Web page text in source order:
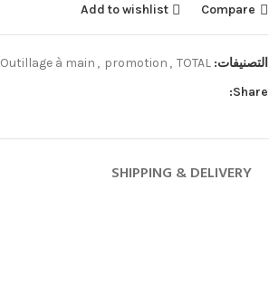
Compare
Add to wishlist
التصنيفات: Outillage à main , promotion , TOTAL🟩
Share:
SHIPPING & DELIVERY